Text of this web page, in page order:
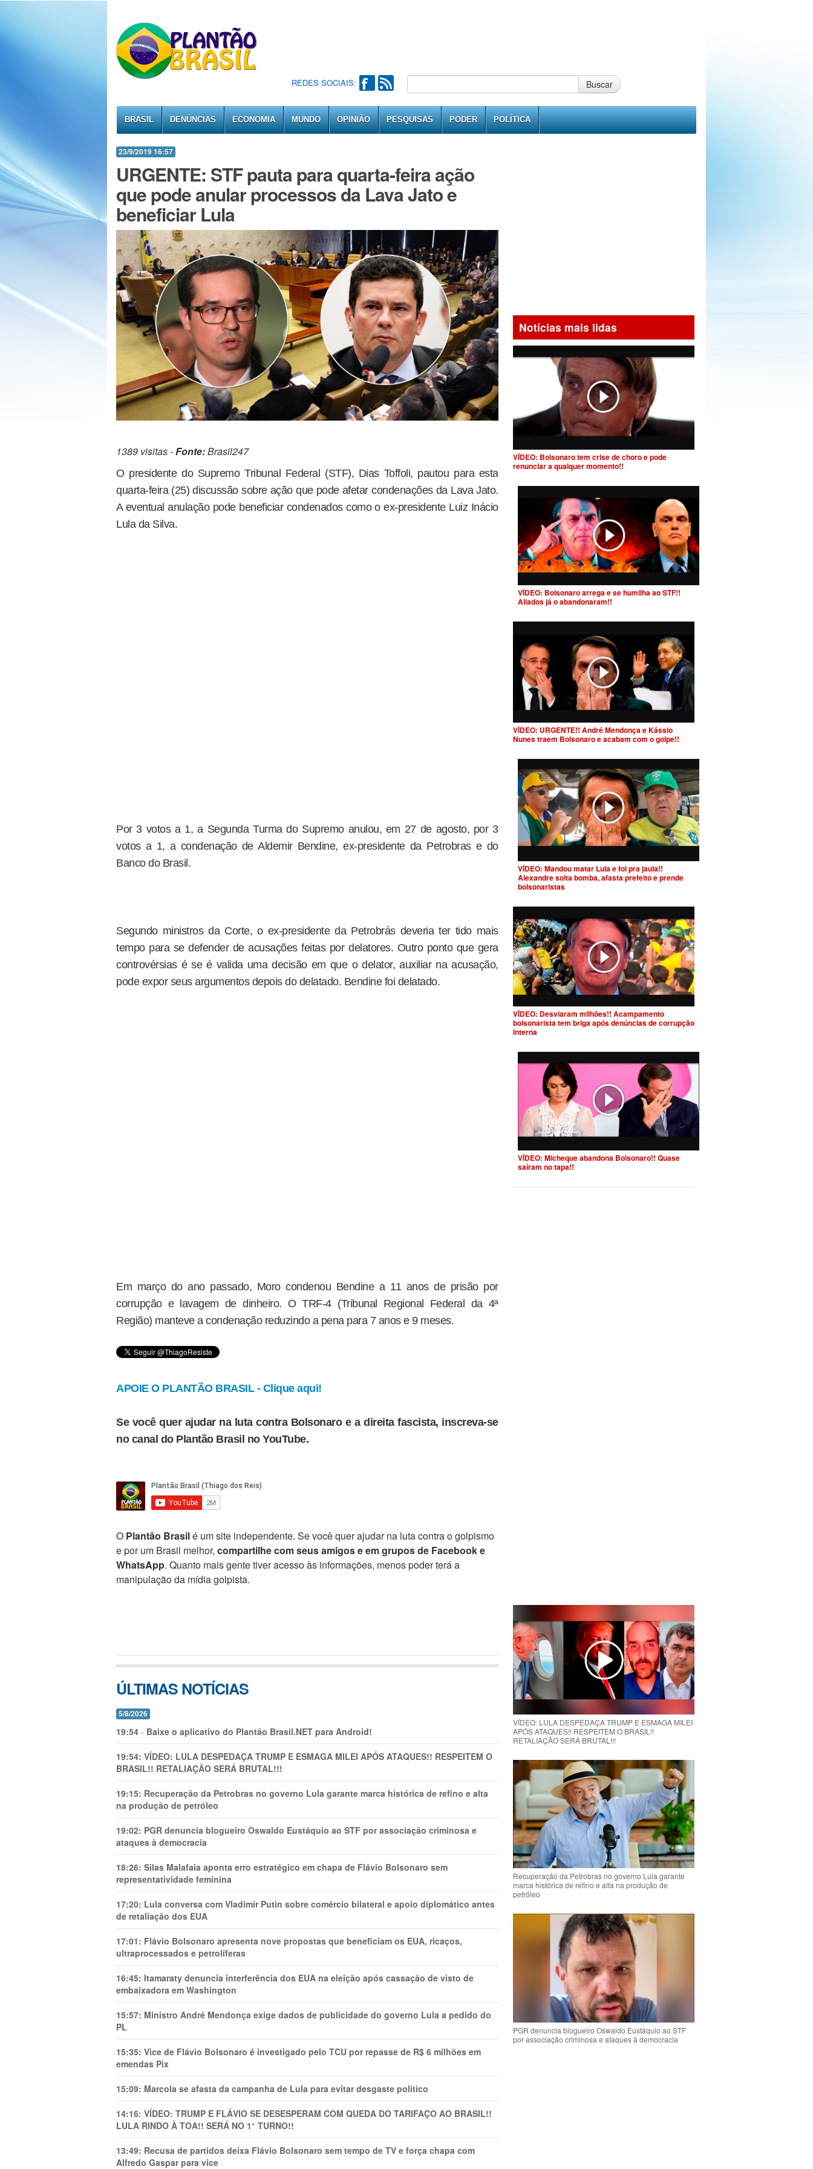
REDES SOCIAIS: Buscar
BRASIL DENÚNCIAS ECONOMIA MUNDO OPINIÃO PESQUISAS PODER POLÍTICA
23/9/2019 16:57
URGENTE: STF pauta para quarta-feira ação
que pode anular processos da Lava Jato e
beneficiar Lula
1389 visitas -Fonte:Brasil247
O presidente do Supremo Tribunal Federal (STF), Dias Toffoli, pautou para esta
quarta-feira (25) discussão sobre ação que pode afetar condenações da Lava Jato.
A eventual anulação pode beneficiar condenados como o ex-presidente Luiz Inácio
Lula da Silva.
Por 3 votos a 1, a Segunda Turma do Supremo anulou, em 27 de agosto, por 3
votos a 1, a condenação de Aldemir Bendine, ex-presidente da Petrobras e do
Banco do Brasil.
Segundo ministros da Corte, o ex-presidente da Petrobrás deveria ter tido mais
tempo para se defender de acusações feitas por delatores. Outro ponto que gera
controvérsias é se é valida uma decisão em que o delator, auxiliar na acusação,
pode expor seus argumentos depois do delatado. Bendine foi delatado.
Em março do ano passado, Moro condenou Bendine a 11 anos de prisão por
corrupção e lavagem de dinheiro. O TRF-4 (Tribunal Regional Federal da 4ª
Região) manteve a condenação reduzindo a pena para 7 anos e 9 meses.
APOIE O PLANTÃO BRASIL - Clique aqui!
Se você quer ajudar na luta contra Bolsonaro e a direita fascista, inscreva-se
no canal do Plantão Brasil no YouTube.
O Plantão Brasilé um site independente. Se você quer ajudar na luta contra o golpismo
e por um Brasil melhor, compartilhe com seus amigos e em grupos de Facebook e
WhatsApp. Quanto mais gente tiver acesso às informações, menos poder terá a
manipulação da mídia golpista.
ÚLTIMAS NOTÍCIAS
5/8/2026
19:54 - Baixe o aplicativo do Plantão Brasil.NET para Android!
19:54: VÍDEO: LULA DESPEDAÇA TRUMP E ESMAGA MILEI APÓS ATAQUES!! RESPEITEM O
BRASIL!! RETALIAÇÃO SERÁ BRUTAL!!!
19:15: Recuperação da Petrobras no governo Lula garante marca histórica de refino e alta
na produção de petróleo
19:02: PGR denuncia blogueiro Oswaldo Eustáquio ao STF por associação criminosa e
ataques à democracia
18:26: Silas Malafaia aponta erro estratégico em chapa de Flávio Bolsonaro sem
representatividade feminina
17:20: Lula conversa com Vladimir Putin sobre comércio bilateral e apoio diplomático antes
de retaliação dos EUA
17:01: Flávio Bolsonaro apresenta nove propostas que beneficiam os EUA, ricaços,
ultraprocessados e petrolíferas
16:45: Itamaraty denuncia interferência dos EUA na eleição após cassação de visto de
embaixadora em Washington
15:57: Ministro André Mendonça exige dados de publicidade do governo Lula a pedido do
PL
15:35: Vice de Flávio Bolsonaro é investigado pelo TCU por repasse de R$ 6 milhões em
emendas Pix
15:09: Marcola se afasta da campanha de Lula para evitar desgaste político
14:16: VÍDEO: TRUMP E FLÁVIO SE DESESPERAM COM QUEDA DO TARIFAÇO AO BRASIL!!
LULA RINDO À TOA!! SERÁ NO 1° TURNO!!
13:49: Recusa de partidos deixa Flávio Bolsonaro sem tempo de TV e força chapa com
Alfredo Gaspar para vice
Notícias mais lidas
VÍDEO: Bolsonaro tem crise de choro e pode
renunciar a qualquer momento!!
VÍDEO: Bolsonaro arrega e se humilha ao STF!!
Aliados já o abandonaram!!
VÍDEO: URGENTE!! André Mendonça e Kássio
Nunes traem Bolsonaro e acabam com o golpe!!
VÍDEO: Mandou matar Lula e foi pra jaula!!
Alexandre solta bomba, afasta prefeito e prende
bolsonaristas
VÍDEO: Desviaram milhões!! Acampamento
bolsonarista tem briga após denúncias de corrupção
interna
VÍDEO: Micheque abandona Bolsonaro!! Quase
saíram no tapa!!
VÍDEO: LULA DESPEDAÇA TRUMP E ESMAGA MILEI
APÓS ATAQUES!! RESPEITEM O BRASIL!!
RETALIAÇÃO SERÁ BRUTAL!!!
Recuperação da Petrobras no governo Lula garante
marca histórica de refino e alta na produção de
petróleo
PGR denuncia blogueiro Oswaldo Eustáquio ao STF
por associação criminosa e ataques à democracia